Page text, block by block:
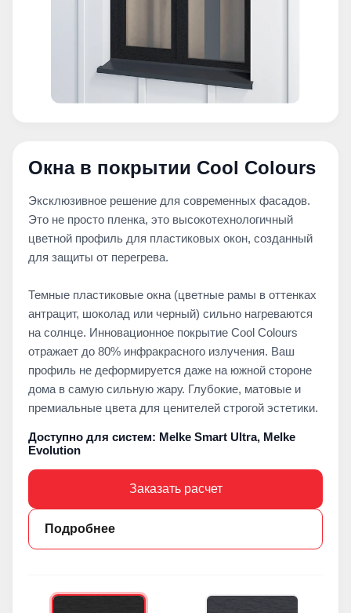
Окна в покрытии Cool Colours
Эксклюзивное решение для современных фасадов.
Это не просто пленка, это высокотехнологичный
цветной профиль для пластиковых окон, созданный
для защиты от перегрева.
Темные пластиковые окна (цветные рамы в оттенках
антрацит, шоколад или черный) сильно нагреваются
на солнце. Инновационное покрытие Cool Colours
отражает до 80% инфракрасного излучения. Ваш
профиль не деформируется даже на южной стороне
дома в самую сильную жару. Глубокие, матовые и
премиальные цвета для ценителей строгой эстетики.
Доступно для систем: Melke Smart Ultra, Melke
Evolution
Заказать расчет
Подробнее